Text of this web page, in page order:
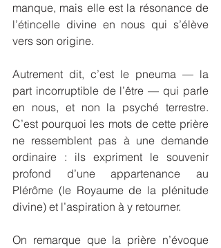
manque, mais elle est la résonance de
l’étincelle divine en nous qui s’élève
vers son origine.
Autrement dit, c’est le pneuma — la
part incorruptible de l’être — qui parle
en nous, et non la psyché terrestre.
C’est pourquoi les mots de cette prière
ne ressemblent pas à une demande
ordinaire : ils expriment le souvenir
profond d’une appartenance au
Plérôme (le Royaume de la plénitude
divine) et l’aspiration à y retourner.
On remarque que la prière n’évoque